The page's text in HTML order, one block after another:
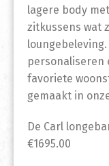
lagere body
zitkussens wat
personaliseren
favoriete
gemaakt in
De Carl
€1695.00